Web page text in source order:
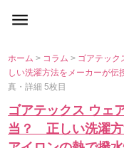
ホーム> コラム> ゴアテッ
しい洗濯方法をメーカーが
真・詳細 5枚目
ゴアテックス ウェ
当？ 正しい洗濯方